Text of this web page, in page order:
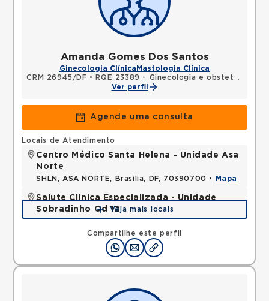
Amanda Gomes Dos Santos
Ginecologia Clínica Mastologia Clínica
CRM 26945/DF •
RQE 23389 - Ginecologia e obstetrícia
Ver perfil
Agende uma consulta
Compartilhe este perfil
Locais de Atendimento
Centro Médico Santa Helena - Unidade Asa
Norte
SHLN, ASA NORTE, Brasilia, DF, 70390700 • Mapa
Salute Clínica Especializada - Unidade
Sobradinho Qd 12
QUADRA, SOBRADINHO, Brasilia, DF, 73010120 •
Veja mais locais